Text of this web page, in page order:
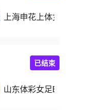
上海申花上体女足
山东体彩女足B队
已结束